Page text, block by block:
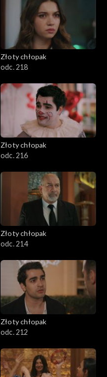
Złoty chłopak
odc. 218
Złoty chłopak
odc. 216
Złoty chłopak
odc. 214
Złoty chłopak
odc. 212